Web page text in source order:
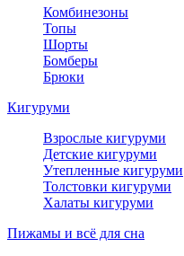
Комбинезоны
Топы
Шорты
Бомберы
Брюки
Кигуруми
Взрослые кигуруми
Детские кигуруми
Утепленные кигуруми
Толстовки кигуруми
Халаты кигуруми
Пижамы и всё для сна